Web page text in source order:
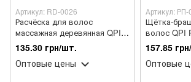
Артикул: RD-0026
Расчёска для волос
массажная деревянная QPI
Professional 23 см RD-0026
135.30 грн/шт.
Оптовые цены
Артикул:
Щётка-
волос QPI
РП-0037 (А3)
157.85
Оптовые